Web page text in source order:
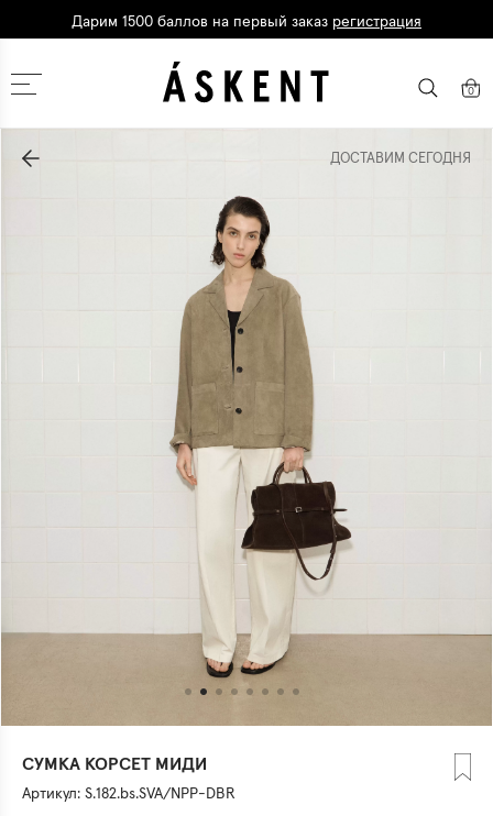
Дарим 1500 баллов на первый заказ регистрация
Москва 0
ДОСТАВИМ СЕГОДНЯ
СУМКА КОРСЕТ МИДИ
Артикул: S.182.bs.SVA/NPP-DBR